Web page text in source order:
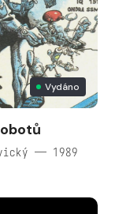
Vydáno
— 1989